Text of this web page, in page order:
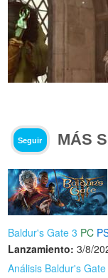
Seguir MÁS
Baldur's Gate 3 PC
Lanzamiento: 3/8/
Análisis Baldur's Gate